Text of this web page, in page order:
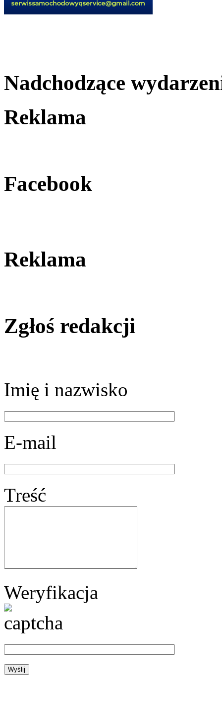
Nadchodzące
Reklama
Facebook
Reklama
Zgłoś redakcji
Imię i nazwisko
E-mail
Treść
Weryfikacja